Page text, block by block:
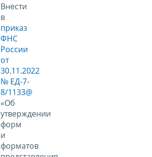
Внести
в
приказ
ФНС
России
от
30.11.2022
№ ЕД-7-
8/1133@
«Об
утверждении
форм
и
форматов